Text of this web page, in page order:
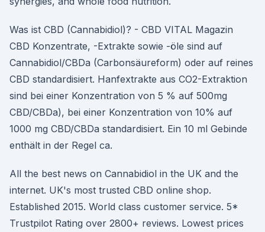
Was ist CBD (Cannabidiol)? - CBD VITAL Magazin
CBD Konzentrate, -Extrakte sowie -öle sind auf
Cannabidiol/CBDa (Carbonsäureform) oder auf reines
CBD standardisiert. Hanfextrakte aus CO2-Extraktion
sind bei einer Konzentration von 5 % auf 500mg
CBD/CBDa), bei einer Konzentration von 10% auf
1000 mg CBD/CBDa standardisiert. Ein 10 ml Gebinde
enthält in der Regel ca.
All the best news on Cannabidiol in the UK and the
internet. UK's most trusted CBD online shop.
Established 2015. World class customer service. 5*
Trustpilot Rating over 2800+ reviews. Lowest prices